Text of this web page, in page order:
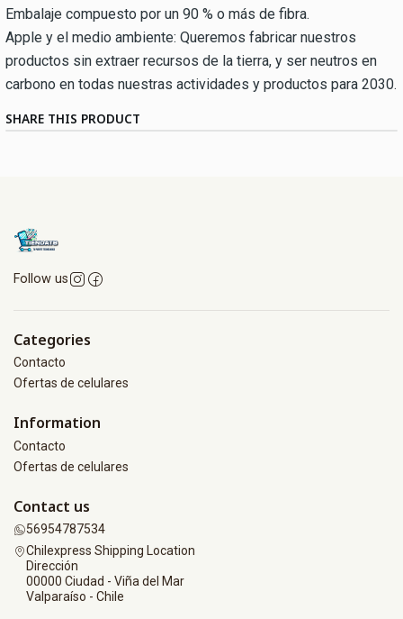
Embalaje compuesto por un 90 % o más de fibra.
Apple y el medio ambiente: Queremos fabricar nuestros
productos sin extraer recursos de la tierra, y ser neutros en
carbono en todas nuestras actividades y productos para 2030.
SHARE THIS PRODUCT
Follow us
Categories
Contacto
Ofertas de celulares
Information
Contacto
Ofertas de celulares
Contact us
56954787534
Chilexpress Shipping Location
Dirección
00000 Ciudad - Viña del Mar
Valparaíso - Chile